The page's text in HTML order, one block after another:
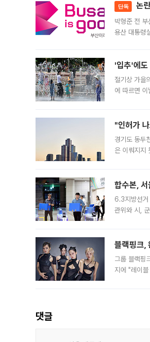
단독 논
박형준 전
용산 대통령
'입추'에
절기상 가을
에 따르면
"인허가
경기도 동두
은 이뤄지지
합수본, 서
6.3지방선거
관위와 시,
블랙핑크,
그룹 블랙핑
지에 "레이
댓글